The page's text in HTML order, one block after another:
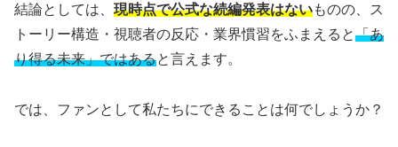
結論としては、 現時点で公式な続編発表はないものの、ス
トーリー構造・視聴者の反応・業界慣習をふまえると「あ
り得る未来」ではあると言えます。
では、ファンとして私たちにできることは何でしょうか？